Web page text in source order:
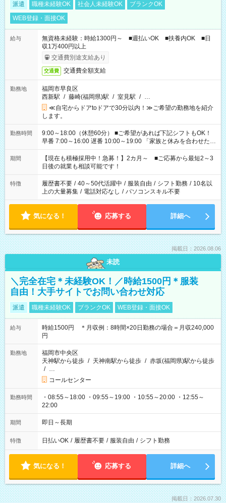
派遣 職種未経験OK 社会人未経験OK
ブランクOK
WEB登録・面接OK
給与
無資格未経験：時給1300円～ ■週払いOK ■扶養内OK ■日
収1万400円以上
交通費別途支給あり
交通費 交通費全額支給
勤務地
福岡市早良区
西新駅 / 藤崎(福岡県)駅 / 室見駅 / …
≪自宅からドアtoドアで30分以内！≫ご希望の勤務地を紹介
します。
勤務時間
9:00～18:00（休憩60分） ■ご希望があれば下記シフトもOK！
早番 7:00～16:00 遅番 10:00～19:00 「家族と休みを合わせた
い」 「余裕を持って夕飯の準備がしたい」 「できれば残業はし
たくない」 など、ご希望を教えてくださいね。 ※Wワーク希望
の方へ 今ご覧のお仕事で希望する勤務時間と、もう1つのお仕事
の勤務時間。 合計で週40時間を超える場合は応募できません。
期間
【現在も積極採用中！急募！】2カ月～ ■ご応募から最短2～3
日後の就業も相談可能です！
特徴 履歴書不要 / 40～50代活躍中 / 服装自由 / シフト勤務 / 10名以
上の大量募集 / 電話対応なし / パソコンスキル不要
気になる！ 応募する 詳細へ
掲載日：2026.08.06
未読
＼完全在宅＊未経験OK！／時給1500円＊服装
自由！大手サイトでお問い合わせ対応
派遣 職種未経験OK ブランクOK WEB登録・面接OK
給与
時給1500円 ＊月収例：8時間×20日勤務の場合＝月収240,000
円
勤務地
福岡市中央区
天神駅から徒歩 / 天神南駅から徒歩 / 赤坂(福岡県)駅から徒歩
/ …
コールセンター
勤務時間
・08:55～18:00 ・09:55～19:00 ・10:55～20:00 ・12:55～
22:00
期間 即日～長期
特徴 日払いOK / 履歴書不要 / 服装自由 / シフト勤務
気になる！ 応募する 詳細へ
掲載日：2026.07.30